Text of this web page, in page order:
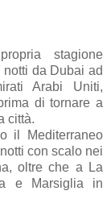
stagione
da Dubai ad
Arabi Uniti,
di tornare a
città.
il Mediterraneo
con scalo nei
oltre che a La
e Marsiglia in